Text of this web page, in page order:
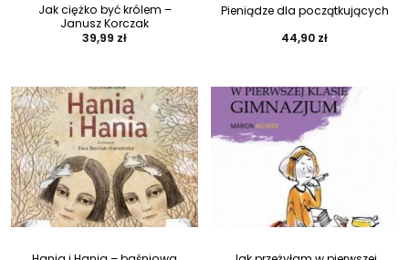
Jak ciężko być królem –
Janusz Korczak
39,99 zł
Pieniądze dla początkujących
44,90 zł